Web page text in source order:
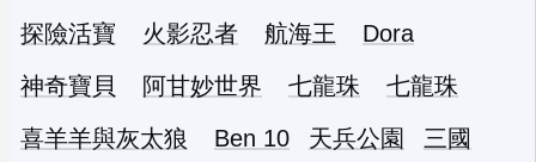
探險活寶 火影忍者 航海王
Dora
神奇寶貝
阿甘妙世界 七龍珠
七龍珠
喜羊羊與灰太狼
Ben 10 天兵公園
三國